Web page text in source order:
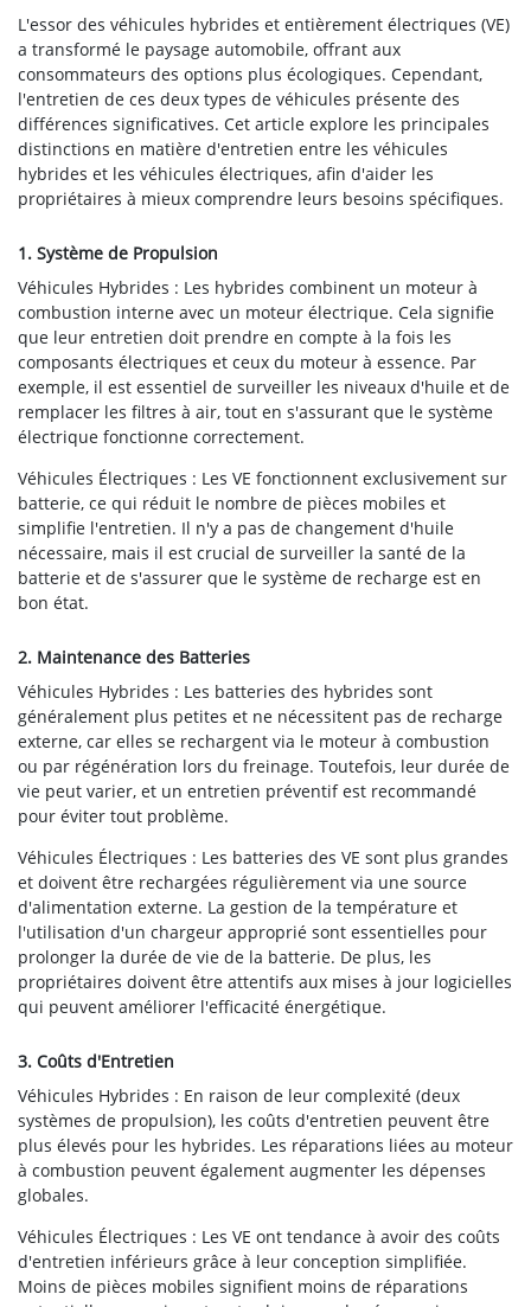
L'essor des véhicules hybrides et entièrement électriques (VE)
a transformé le paysage automobile, offrant aux
consommateurs des options plus écologiques. Cependant,
l'entretien de ces deux types de véhicules présente des
différences significatives. Cet article explore les principales
distinctions en matière d'entretien entre les véhicules
hybrides et les véhicules électriques, afin d'aider les
propriétaires à mieux comprendre leurs besoins spécifiques.
1. Système de Propulsion
Véhicules Hybrides : Les hybrides combinent un moteur à
combustion interne avec un moteur électrique. Cela signifie
que leur entretien doit prendre en compte à la fois les
composants électriques et ceux du moteur à essence. Par
exemple, il est essentiel de surveiller les niveaux d'huile et de
remplacer les filtres à air, tout en s'assurant que le système
électrique fonctionne correctement.
Véhicules Électriques : Les VE fonctionnent exclusivement sur
batterie, ce qui réduit le nombre de pièces mobiles et
simplifie l'entretien. Il n'y a pas de changement d'huile
nécessaire, mais il est crucial de surveiller la santé de la
batterie et de s'assurer que le système de recharge est en
bon état.
2. Maintenance des Batteries
Véhicules Hybrides : Les batteries des hybrides sont
généralement plus petites et ne nécessitent pas de recharge
externe, car elles se rechargent via le moteur à combustion
ou par régénération lors du freinage. Toutefois, leur durée de
vie peut varier, et un entretien préventif est recommandé
pour éviter tout problème.
Véhicules Électriques : Les batteries des VE sont plus grandes
et doivent être rechargées régulièrement via une source
d'alimentation externe. La gestion de la température et
l'utilisation d'un chargeur approprié sont essentielles pour
prolonger la durée de vie de la batterie. De plus, les
propriétaires doivent être attentifs aux mises à jour logicielles
qui peuvent améliorer l'efficacité énergétique.
3. Coûts d'Entretien
Véhicules Hybrides : En raison de leur complexité (deux
systèmes de propulsion), les coûts d'entretien peuvent être
plus élevés pour les hybrides. Les réparations liées au moteur
à combustion peuvent également augmenter les dépenses
globales.
Véhicules Électriques : Les VE ont tendance à avoir des coûts
d'entretien inférieurs grâce à leur conception simplifiée.
Moins de pièces mobiles signifient moins de réparations